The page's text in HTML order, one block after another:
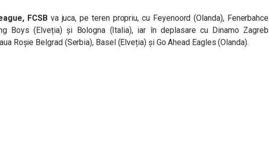
FCSBva juca, pe teren propriu, cu Feyenoord (Olanda), Fenerbahce
Boys (Elveția) și Bologna (Italia), iar în deplasare cu Dinamo Zagreb
Roșie Belgrad (Serbia), Basel (Elveția) și Go Ahead Eagles (Olanda).